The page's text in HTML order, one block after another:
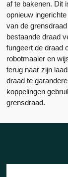
af te bakenen. Dit
opnieuw
van de
bestaande draad
fungeert de draad
robotmaaier en
terug naar zijn
draad te
koppelingen
grensdraad.